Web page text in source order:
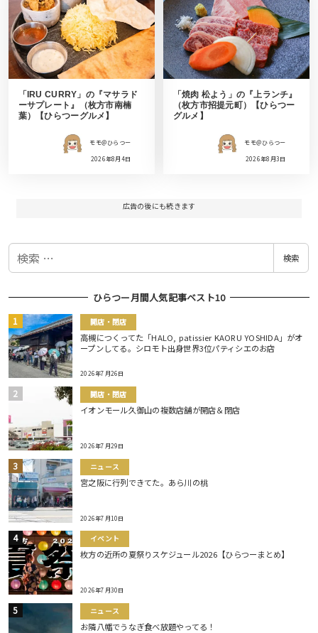
「IRU CURRY」の『マサラド
ーサプレート』（枚方市南楠
葉）【ひらつーグルメ】
モモ＠ひらつー
2026年8月4日
「焼肉 松よう」の『上ランチ』
（枚方市招提元町）【ひらつー
グルメ】
モモ＠ひらつー
2026年8月3日
広告の後にも続きます
検
検索
ひらつー月間人気記事ベスト10
開店・閉店
高槻につくってた「HALO, patissier KAORU YOSHIDA」がオ
ープンしてる。シロモト出身世界3位パティシエのお店
2026年7月26日
開店・閉店
イオンモール久御山の複数店舗が開店＆閉店
2026年7月29日
ニュース
宮之阪に行列できてた。あら川の桃
2026年7月10日
イベント
枚方の近所の夏祭りスケジュール2026【ひらつーまとめ】
2026年7月30日
ニュース
お隣八幡でうなぎ食べ放題やってる！